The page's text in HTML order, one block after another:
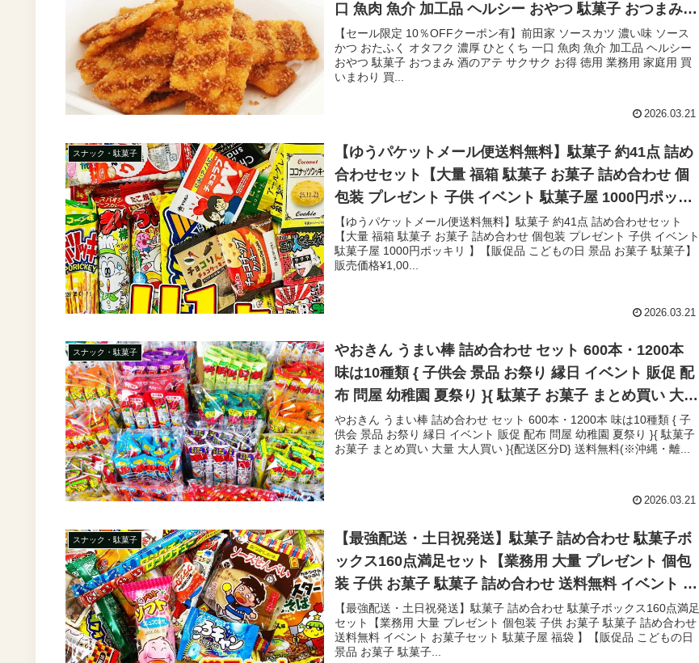
口 魚肉 魚介 加工品 ヘルシー おやつ 駄菓子 おつまみ
酒のアテ サクサク お得 徳用 業務用 家庭用 買いまわり
買い回り 1000円ポッキリ 送料無料
【セール限定 10％OFFクーポン有】前田家 ソースカツ 濃い味 ソース
かつ おたふく オタフク 濃厚 ひとくち 一口 魚肉 魚介 加工品 ヘルシー
おやつ 駄菓子 おつまみ 酒のアテ サクサク お得 徳用 業務用 家庭用 買
いまわり 買...
2026.03.21
スナック・駄菓子
【ゆうパケットメール便送料無料】駄菓子 約41点 詰め
合わせセット【大量 福箱 駄菓子 お菓子 詰め合わせ 個
包装 プレゼント 子供 イベント 駄菓子屋 1000円ポッキ
リ 】【販促品 こどもの日 景品 お菓子 駄菓子】
【ゆうパケットメール便送料無料】駄菓子 約41点 詰め合わせセット
【大量 福箱 駄菓子 お菓子 詰め合わせ 個包装 プレゼント 子供 イベント
駄菓子屋 1000円ポッキリ 】【販促品 こどもの日 景品 お菓子 駄菓子】
販売価格¥1,00...
2026.03.21
スナック・駄菓子
やおきん うまい棒 詰め合わせ セット 600本・1200本
味は10種類 { 子供会 景品 お祭り 縁日 イベント 販促 配
布 問屋 幼稚園 夏祭り }{ 駄菓子 お菓子 まとめ買い 大量
大人買い }[26A29]{配送区分D} 送料無料(※沖縄・離島
発送不可)
やおきん うまい棒 詰め合わせ セット 600本・1200本 味は10種類 { 子
供会 景品 お祭り 縁日 イベント 販促 配布 問屋 幼稚園 夏祭り }{ 駄菓子
お菓子 まとめ買い 大量 大人買い }{配送区分D} 送料無料(※沖縄・離...
2026.03.21
スナック・駄菓子
【最強配送・土日祝発送】駄菓子 詰め合わせ 駄菓子ボ
ックス160点満足セット【業務用 大量 プレゼント 個包
装 子供 お菓子 駄菓子 詰め合わせ 送料無料 イベント お
菓子セット 駄菓子屋 福袋 】【販促品 こどもの日 景品
お菓子 駄菓子】
【最強配送・土日祝発送】駄菓子 詰め合わせ 駄菓子ボックス160点満足
セット【業務用 大量 プレゼント 個包装 子供 お菓子 駄菓子 詰め合わせ
送料無料 イベント お菓子セット 駄菓子屋 福袋 】【販促品 こどもの日
景品 お菓子 駄菓子...